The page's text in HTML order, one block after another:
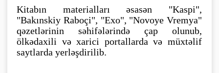
Kitabın materialları əsasən "Kaspi",
"Bakınskiy Raboçi", "Exo", "Novoye Vremya"
qəzetlərinin səhifələrində çap olunub,
ölkədaxili və xarici portallarda və müxtəlif
saytlarda yerləşdirilib.